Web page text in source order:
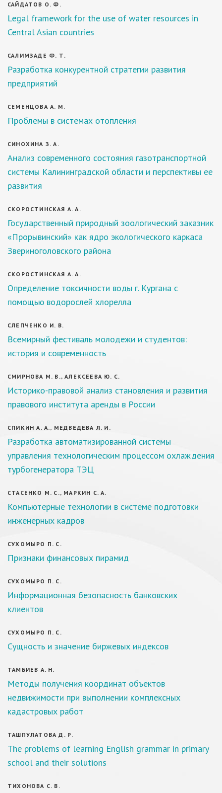
САЙДАТОВ О. Ф.
Legal framework for the use of water resources in
Central Asian countries
САЛИМЗАДЕ Ф. Т.
Разработка конкурентной стратегии развития
предприятий
СЕМЕНЦОВА А. М.
Проблемы в системах отопления
СИНОХИНА З. А.
Анализ современного состояния газотранспортной
системы Калининградской области и перспективы ее
развития
СКОРОСТИНСКАЯ А. А.
Государственный природный зоологический заказник
«Прорывинский» как ядро экологического каркаса
Звериноголовского района
СКОРОСТИНСКАЯ А. А.
Определение токсичности воды г. Кургана с
помощью водорослей хлорелла
СЛЕПЧЕНКО И. В.
Всемирный фестиваль молодежи и студентов:
история и современность
СМИРНОВА М. В., АЛЕКСЕЕВА Ю. С.
Историко-правовой анализ становления и развития
правового института аренды в России
СПИКИН А. А., МЕДВЕДЕВА Л. И.
Разработка автоматизированной системы
управления технологическим процессом охлаждения
турбогенератора ТЭЦ
СТАСЕНКО М. С., МАРКИН С. А.
Компьютерные технологии в системе подготовки
инженерных кадров
СУХОМЫРО П. С.
Признаки финансовых пирамид
СУХОМЫРО П. С.
Информационная безопасность банковских
клиентов
СУХОМЫРО П. С.
Сущность и значение биржевых индексов
ТАМБИЕВ А. Н.
Методы получения координат объектов
недвижимости при выполнении комплексных
кадастровых работ
ТАШПУЛАТОВА Д. Р.
The problems of learning English grammar in primary
school and their solutions
ТИХОНОВА С. В.